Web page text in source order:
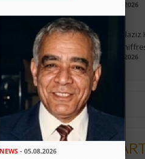
04.08.2026
Abdelaziz
aux
09.07.2026
NEWS- 05.08.2026